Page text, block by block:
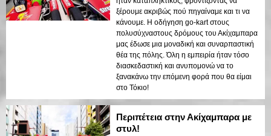
ξέρουμε ακριβώς πού πηγαίναμε και τι να
κάνουμε. Η οδήγηση go-kart στους
πολυσύχναστους δρόμους του Ακίχαμπαρα
μας έδωσε μια μοναδική και συναρπαστική
θέα της πόλης. Όλη η εμπειρία ήταν τόσο
διασκεδαστική και ανυπομονώ να το
ξανακάνω την επόμενη φορά που θα είμαι
στο Τόκιο!
Περιπέτεια στην Ακίχαμπαρα με
στυλ!